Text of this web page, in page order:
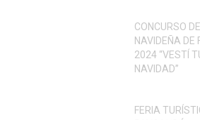
CONCURSO
NAVIDEÑA DE
2024 “VESTÍ
NAVIDAD”
FERIA